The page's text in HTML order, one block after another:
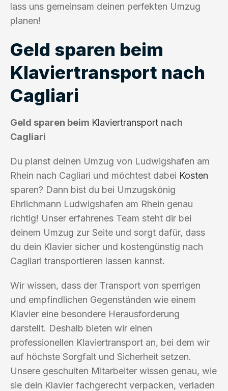
lass uns gemeinsam deinen perfekten Umzug
planen!
Geld sparen beim
Klaviertransport nach
Cagliari
Geld sparen beim Klaviertransport nach
Cagliari
Du planst deinen Umzug von Ludwigshafen am
Rhein nach Cagliari und möchtest dabei Kosten
sparen? Dann bist du bei Umzugskönig
Ehrlichmann Ludwigshafen am Rhein genau
richtig! Unser erfahrenes Team steht dir bei
deinem Umzug zur Seite und sorgt dafür, dass
du dein Klavier sicher und kostengünstig nach
Cagliari transportieren lassen kannst.
Wir wissen, dass der Transport von sperrigen
und empfindlichen Gegenständen wie einem
Klavier eine besondere Herausforderung
darstellt. Deshalb bieten wir einen
professionellen Klaviertransport an, bei dem wir
auf höchste Sorgfalt und Sicherheit setzen.
Unsere geschulten Mitarbeiter wissen genau, wie
sie dein Klavier fachgerecht verpacken, verladen